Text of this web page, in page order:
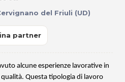
del Friuli (UD)
partner
alcune esperienze lavorative in
Questa tipologia di lavoro